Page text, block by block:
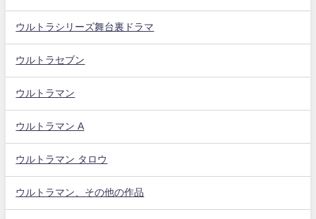
ウルトラシリーズ舞台裏ドラマ
ウルトラセブン
ウルトラマン
ウルトラマン A
ウルトラマン タロウ
ウルトラマン、その他の作品